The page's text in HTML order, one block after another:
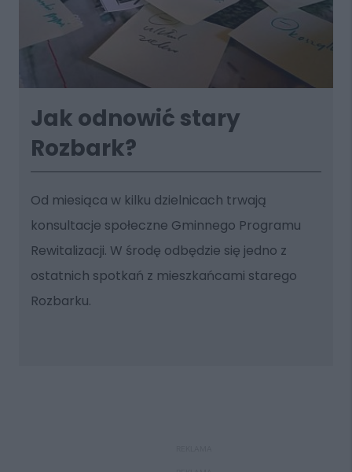
Jak odnowić stary
Rozbark?
Od miesiąca w kilku dzielnicach trwają
konsultacje społeczne Gminnego Programu
Rewitalizacji. W środę odbędzie się jedno z
ostatnich spotkań z mieszkańcami starego
Rozbarku.